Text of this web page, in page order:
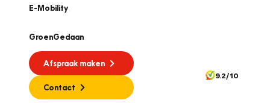
E-Mobility
GroenGedaan
Afspraak maken
Contact
9.2/10